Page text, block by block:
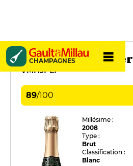
CHAMPAGNES
Waris Larmandier
VMHJPLI
89/100
Millésime :
2008
Type :
Brut
Classification :
Blanc